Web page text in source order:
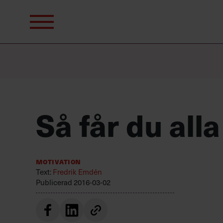
efter:
Så får du
Motivation
Text:Fredrik Emdén
Publicerad 2016-03-02